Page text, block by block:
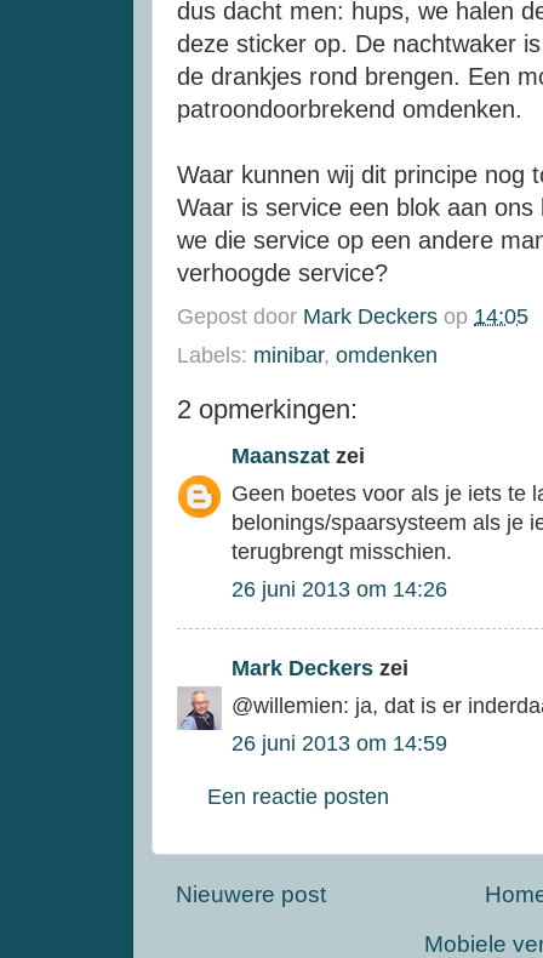
dus dacht men: hups, we halen
deze sticker op. De nachtwaker
de drankjes rond brengen. Een
patroondoorbrekend omdenken.
Waar kunnen wij dit principe nog
Waar is service een blok aan
we die service op een andere
verhoogde service?
Gepost door Mark Deckers op 14:05
Labels: minibar, omdenken
2 opmerkingen:
Maanszat zei
Geen boetes voor als je iets te
belonings/spaarsysteem als je
terugbrengt misschien.
26 juni 2013 om 14:26
Mark Deckers zei
@willemien: ja, dat is er
26 juni 2013 om 14:59
Een reactie posten
Nieuwere post
Mobiele